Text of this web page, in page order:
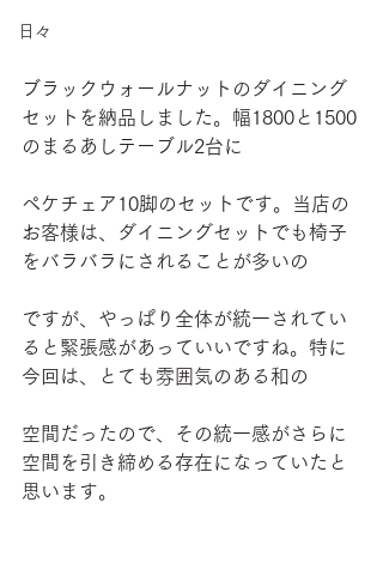
日々
ブラックウォールナットのダイニング
セットを納品しました。幅1800と1500
のまるあしテーブル2台に
ペケチェア10脚のセットです。当店の
お客様は、ダイニングセットでも椅子
をバラバラにされることが多いの
ですが、やっぱり全体が統一されてい
ると緊張感があっていいですね。特に
今回は、とても雰囲気のある和の
空間だったので、その統一感がさらに
空間を引き締める存在になっていたと
思います。